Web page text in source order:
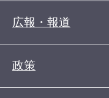
広報・報道
政策